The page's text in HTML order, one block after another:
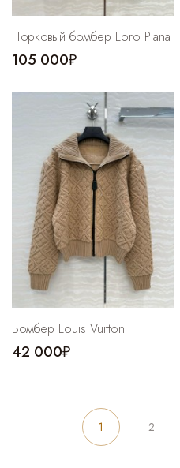
Норковый бомбер Loro Piana
105 000₽
Бомбер Louis Vuitton
42 000₽
1 2